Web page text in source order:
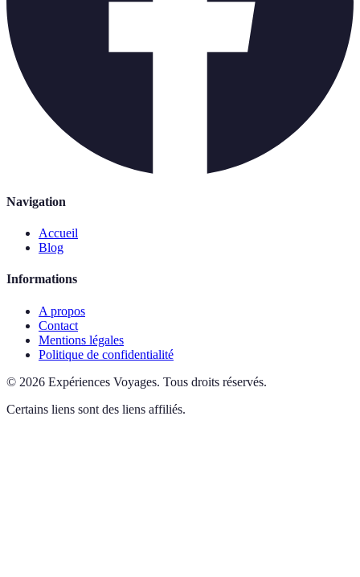
Navigation
Accueil
Blog
Informations
A propos
Contact
Mentions légales
Politique de confidentialité
© 2026 Expériences Voyages. Tous droits réservés.
Certains liens sont des liens affiliés.